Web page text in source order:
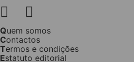
Quem somos
Contactos
Termos e condições
Estatuto editorial